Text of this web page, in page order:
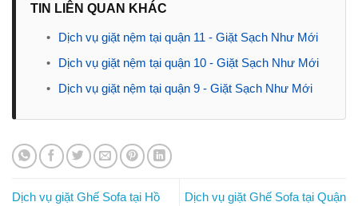
TIN LIÊN QUAN KHÁC
•
Dịch vụ giặt nệm tại quận 11 - Giặt Sạch Như Mới
•
Dịch vụ giặt nệm tại quận 10 - Giặt Sạch Như Mới
•
Dịch vụ giặt nệm tại quận 9 - Giặt Sạch Như Mới
Dịch vụ giặt Ghế Sofa tại Hồ
Dịch vụ giặt Ghế Sofa tại Quận